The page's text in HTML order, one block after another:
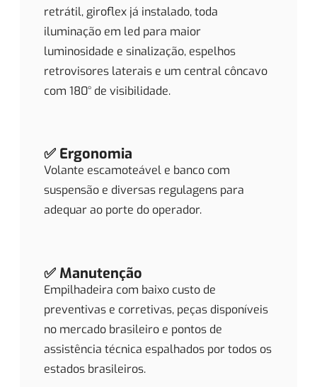
retrátil, giroflex já instalado, toda
iluminação em led para maior
luminosidade e sinalização, espelhos
retrovisores laterais e um central côncavo
com 180° de visibilidade.
✅ Ergonomia
Volante escamoteável e banco com
suspensão e diversas regulagens para
adequar ao porte do operador.
✅ Manutenção
Empilhadeira com baixo custo de
preventivas e corretivas, peças disponíveis
no mercado brasileiro e pontos de
assistência técnica espalhados por todos os
estados brasileiros.